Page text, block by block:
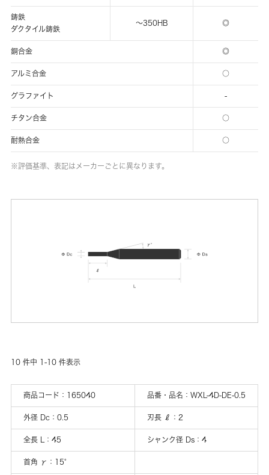
鋳鉄
ダクタイル鋳鉄
～350HB ◎
銅合金 ◎
アルミ合金 ○
グラファイト -
チタン合金 ○
耐熱合金 ○
※評価基準、表記はメーカーごとに異なります。
10 件中 1 -10 件表示
商品コード： 165040 品番・品名： WXL-4D-DE-0.5
外径 Dc ： 0.5 刃長 ℓ ： 2
全長 L ： 45 シャンク径 Ds ： 4
首角 γ ： 15°